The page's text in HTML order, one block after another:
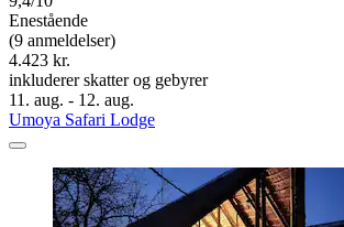
Enestående
(9 anmeldelser)
4.423 kr.
inkluderer skatter og gebyrer
11. aug. - 12. aug.
Umoya Safari Lodge